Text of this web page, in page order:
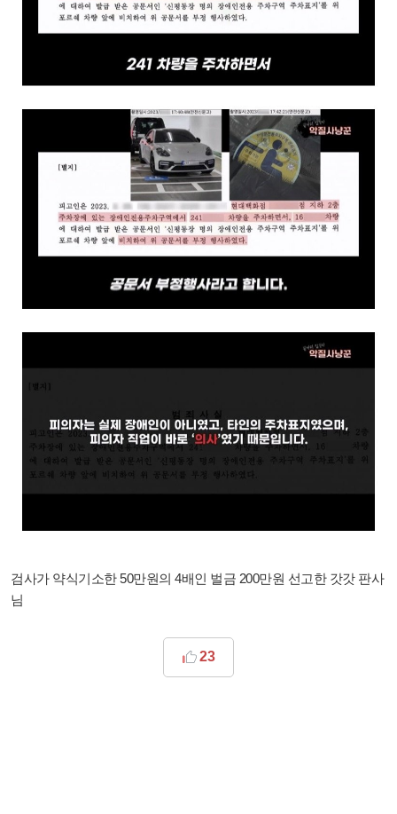
검사가 약식기소한 50만원의 4배인 벌금 200만원 선고한 갓갓 판사
님
23